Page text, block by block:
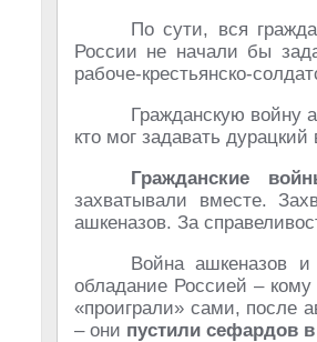
По сути, вся
России не начали бы
рабоче-крестьянско-
Гражданскую войну
кто мог задавать дурацкий
Гражданские
захватывали вместе.
ашкеназов. За
Война ашкеназов
обладание Россией –
«проиграли» сами, после
– они пустили сефардов